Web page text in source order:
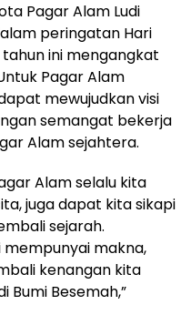
Pagar Alam Ludi
peringatan Hari
ini mengangkat
Pagar Alam
mewujudkan visi
semangat bekerja
Alam sejahtera.
Alam selalu kita
juga dapat kita sikapi
sejarah.
mempunyai makna,
kenangan kita
Bumi Besemah,”